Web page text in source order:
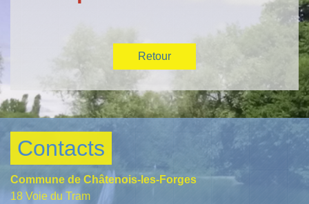
Retour
Contacts
Commune de Châtenois-les-Forges
18 Voie du Tram